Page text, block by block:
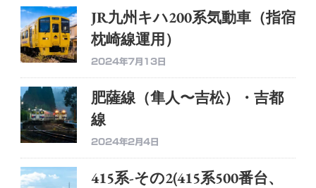
JR九州キハ200系気動車（指宿
枕崎線運用）
2024年7月13日
肥薩線（隼人〜吉松）・吉都
線
2024年2月4日
415系-その2(415系500番台、